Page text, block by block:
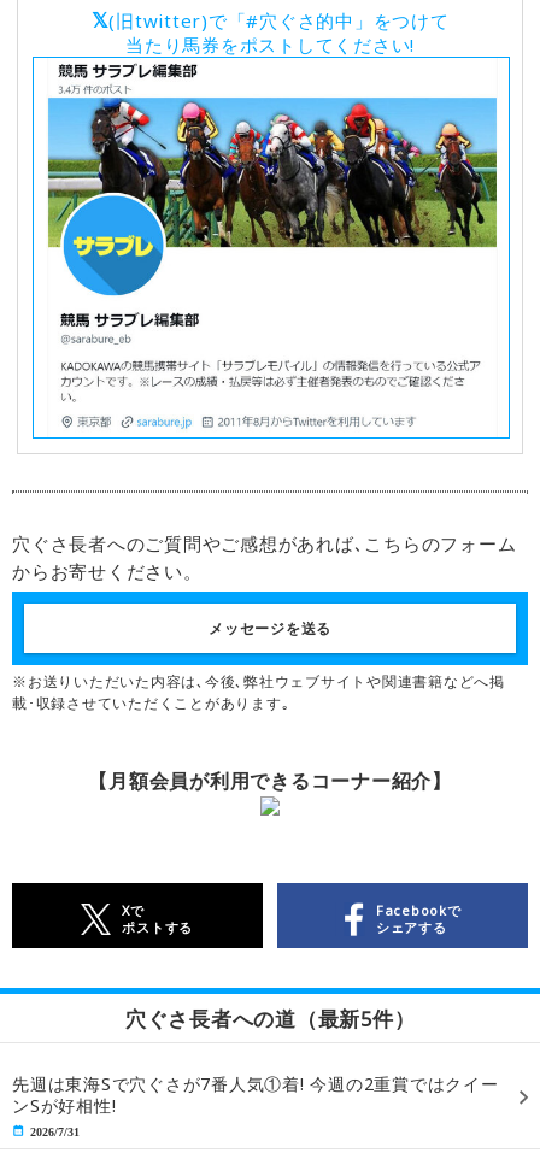
𝕏(旧twitter)で「#穴ぐさ的中」をつけて
当たり馬券をポストしてください!
穴ぐさ長者へのご質問やご感想があれば､こちらのフォーム
からお寄せください。
メッセージを送る
※お送りいただいた内容は､今後､弊社ウェブサイトや関連書籍などへ掲
載･収録させていただくことがあります｡
【月額会員が利用できるコーナー紹介】
Xで
ポストする
Facebookで
シェアする
穴ぐさ長者への道（最新5件）
先週は東海Sで穴ぐさが7番人気①着! 今週の2重賞ではクイー
ンSが好相性!
2026/7/31